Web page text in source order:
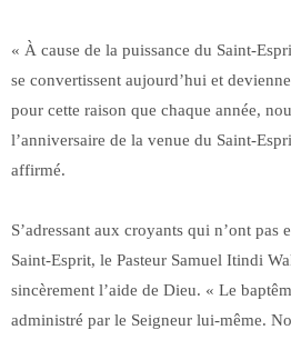
« À cause de la puissance du Saint-
se convertissent aujourd’hui et
pour cette raison que chaque année,
l’anniversaire de la venue du Saint-
affirmé.
S’adressant aux croyants qui n’ont pas
Saint-Esprit, le Pasteur Samuel Itindi
sincèrement l’aide de Dieu. « Le
administré par le Seigneur lui-même.